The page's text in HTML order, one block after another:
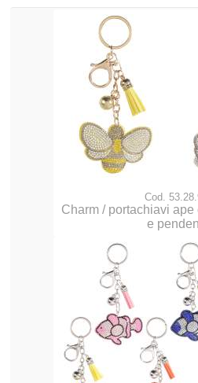
Cod.
Charm / portachiavi ape
e